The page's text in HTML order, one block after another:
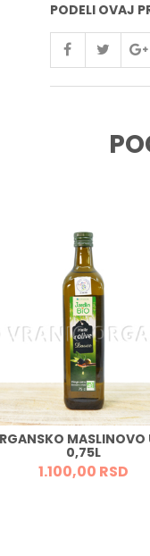
PODELI OVAJ
MASLINOVO
0,75L
1.100,00 RSD